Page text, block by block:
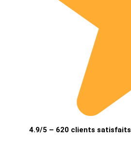
4.9/5 – 620 clients satisfaits